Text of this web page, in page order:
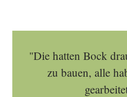
"Die hatten Bock
zu bauen, alle